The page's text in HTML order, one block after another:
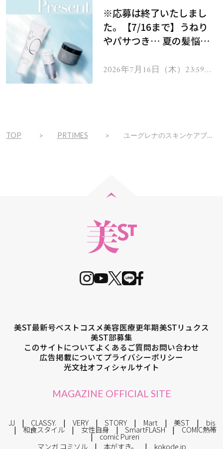
※応募は終了いたしまし
た。【7/16まで】うねり
やパサつき… 夏の髪悩み
ムを13名様にプレゼン
2026年7月16日（木）23:59ま
TOP PRTIMES ユーグレナのスキンケアブランド『one（ワン）』より高機能クレンジングオイル「one アロマクレンジングオイル」新発売！
美ST最新号ベストコスメ美容医療更年期美STリュクス
美ST部募集
このサイトについてよくあるご質問お問い合わせ
広告掲載についてプライバシーポリシー
光文社オフィシャルサイト
MAGAZINE OFFICIAL SITE
JJ CLASSY. VERY STORY Mart 美ST bis
和食スタイル 女性自身 SmartFLASH COMIC熱帯
comic Pureri
マンガ コミソル
本がすき。 kokode.jp